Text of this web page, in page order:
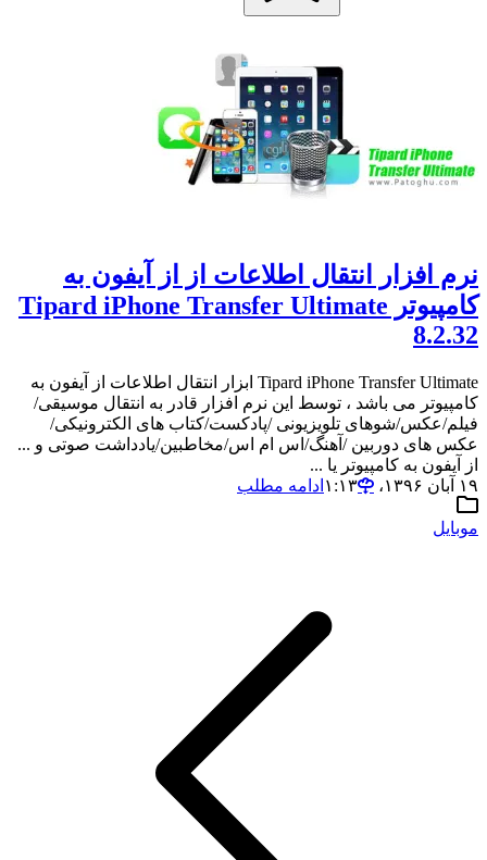
نرم افزار انتقال اطلاعات از از آیفون به
کامپیوتر Tipard iPhone Transfer Ultimate
8.2.32
Tipard iPhone Transfer Ultimate ابزار انتقال اطلاعات از آیفون به
کامپیوتر می باشد ، توسط این نرم افزار قادر به انتقال موسیقی/
فیلم/عکس/شوهای تلویزیونی /پادکست/کتاب های الکترونیکی/
عکس های دوربین /آهنگ/اس ام اس/مخاطبین/یادداشت صوتی و ...
از آیفون به کامپیوتر یا ...
۱۹ آبان ۱۳۹۶،‏ ۱:۱۳
ادامه مطلب
موبایل